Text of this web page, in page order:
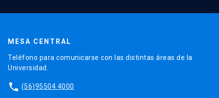
MESA CENTRAL
Teléfono para comunicarse con las distintas áreas de la
Universidad.
phone (56)95504 4000